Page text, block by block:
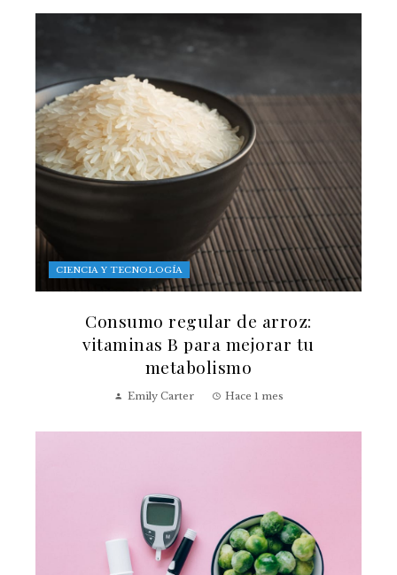
CIENCIA Y TECNOLOGÍA
Consumo regular de arroz:
vitaminas B para mejorar tu
metabolismo
Emily Carter Hace 1 mes